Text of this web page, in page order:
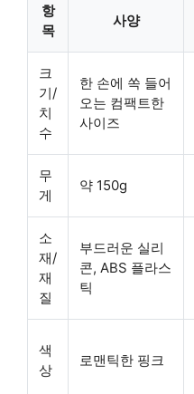
항
목
사양
크
기/
치
수
한 손에 쏙 들어
오는 컴팩트한
사이즈
무
게
약 150g
소
재/
재
질
부드러운 실리
콘, ABS 플라스
틱
색
상
로맨틱한 핑크